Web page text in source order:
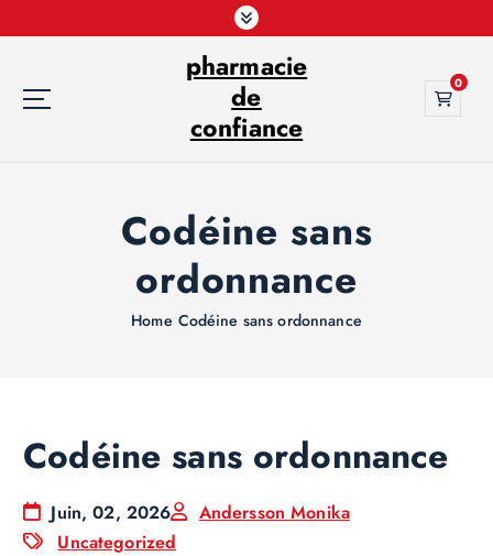
k
pharmacie
de
confiance
0
Codéine sans
ordonnance
Home Codéine sans ordonnance
Codéine sans ordonnance
Juin, 02, 2026
Andersson Monika
Uncategorized